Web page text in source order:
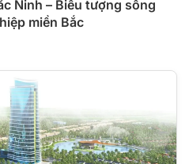
Ninh – Biểu tượng sống
miền Bắc